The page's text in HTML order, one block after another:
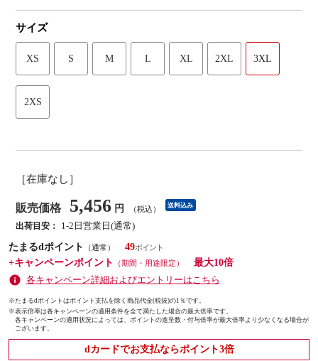
サイズ
XS S M L XL 2XL 3XL
2XS
［在庫なし］
販売価格 5,456 円 （税込） 送料込み
出荷目安：
1-2日営業日(通常)
たまるdポイント
（通常）
49
+キャンペーンポイント
（期間・用途限定）
最大10倍
各キャンペーン詳細およびエントリーはこちら
※たまるdポイントはポイント支払を除く商品代金(税抜)の1％です。
※表示倍率は各キャンペーンの適用条件を全て満たした場合の最大倍率です。
各キャンペーンの適用状況によっては、ポイントの進呈数・付与倍率が最大倍率より少なくなる場合が
ございます。
dカードでお支払ならポイント3倍